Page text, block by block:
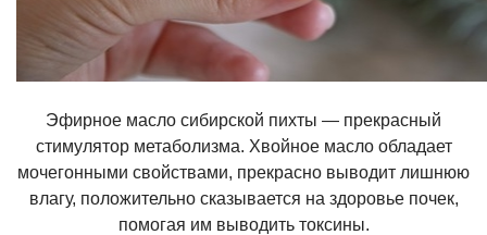
Эфирное масло сибирской пихты — прекрасный
стимулятор метаболизма. Хвойное масло обладает
мочегонными свойствами, прекрасно выводит лишнюю
влагу, положительно сказывается на здоровье почек,
помогая им выводить токсины.